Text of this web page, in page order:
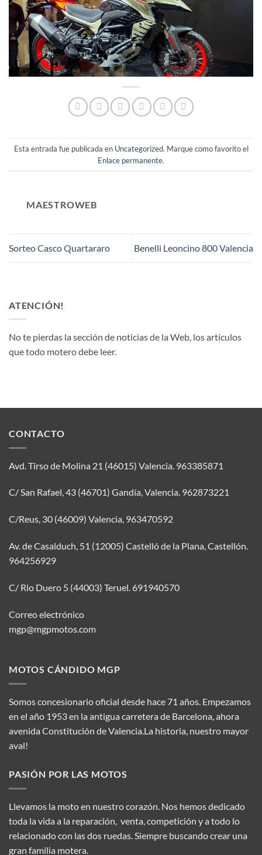
Esta entrada fue publicada en Uncategorized. Marque como favorito el
Enlace permanente.
MAESTROWEB
Sorteo Casco Quartararo Benelli Leoncino 800 Valencia
ATENCIÓN!
No te pierdas la sección de noticias de la Web, los artículos
que todo motero debe leer.
CONTACTO
Avd. Tirso de Molina 21 (46015) Valencia. 963385871
C/ San Rafael, 43 (46701) Gandía, Valencia. 962873221
C/Reus, 30 (46009) Valencia, 963470592
Av. de Casalduch, 51 (12005) Castelló de la Plana, Castellón.
964256929
C/ Rio Duero 5 (44003) Teruel. 691940570
Correo electrónico
mgp@mgpmotos.com
MOTOS CÁNDIDO MGP
Somos concesionario oficial desde hace 71 años. Empezamos
en el año 1953 en la antigua carretera de Barcelona, ahora
avenida Constitución de Valencia.La historia, nuestro mayor
aval!
PASIÓN POR LAS MOTOS
Llevamos la moto en nuestro corazón. Nos hemos dedicado
toda la vida a la reparación, venta, competición y a todo lo
relacionado con las dos ruedas. Siempre buscando crear una
gran familia motera.